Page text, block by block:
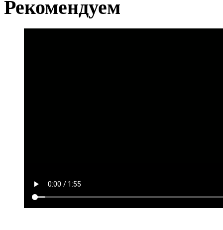
Рекомендуем